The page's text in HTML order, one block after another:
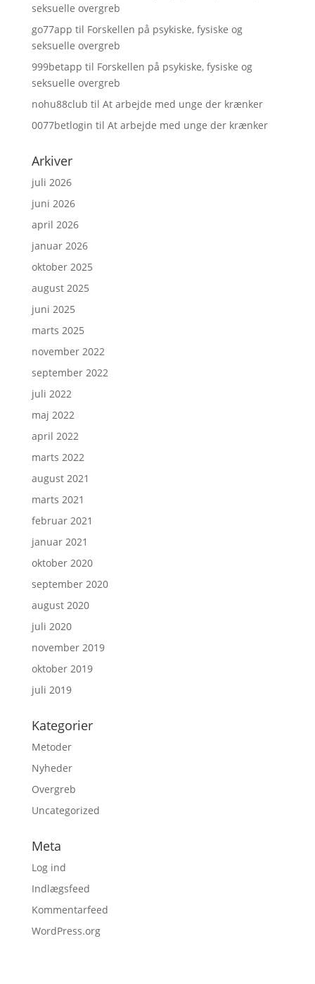
seksuelle overgreb
go77app til Forskellen på psykiske, fysiske og
seksuelle overgreb
999betapp til Forskellen på psykiske, fysiske og
seksuelle overgreb
nohu88club til At arbejde med unge der krænker
0077betlogin til At arbejde med unge der krænker
Arkiver
juli 2026
juni 2026
april 2026
januar 2026
oktober 2025
august 2025
juni 2025
marts 2025
november 2022
september 2022
juli 2022
maj 2022
april 2022
marts 2022
august 2021
marts 2021
februar 2021
januar 2021
oktober 2020
september 2020
august 2020
juli 2020
november 2019
oktober 2019
juli 2019
Kategorier
Metoder
Nyheder
Overgreb
Uncategorized
Meta
Log ind
Indlægsfeed
Kommentarfeed
WordPress.org